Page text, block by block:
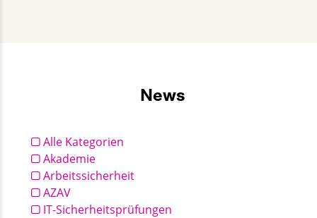
News
Alle Kategorien
Akademie
Arbeitssicherheit
AZAV
IT-Sicherheitsprüfungen